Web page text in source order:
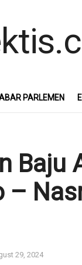
PARLEMEN
Baju
–
29, 2024